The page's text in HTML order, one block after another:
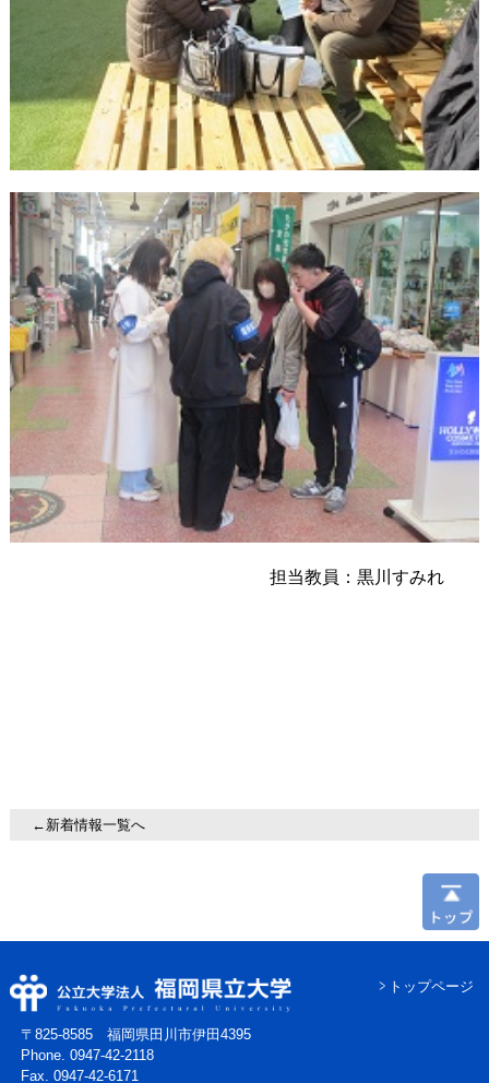
担当教員：黒川すみれ
←新着情報一覧へ
〒825-8585 福岡県田川市伊田4395
Phone. 0947-42-2118
Fax. 0947-42-6171
トップページ